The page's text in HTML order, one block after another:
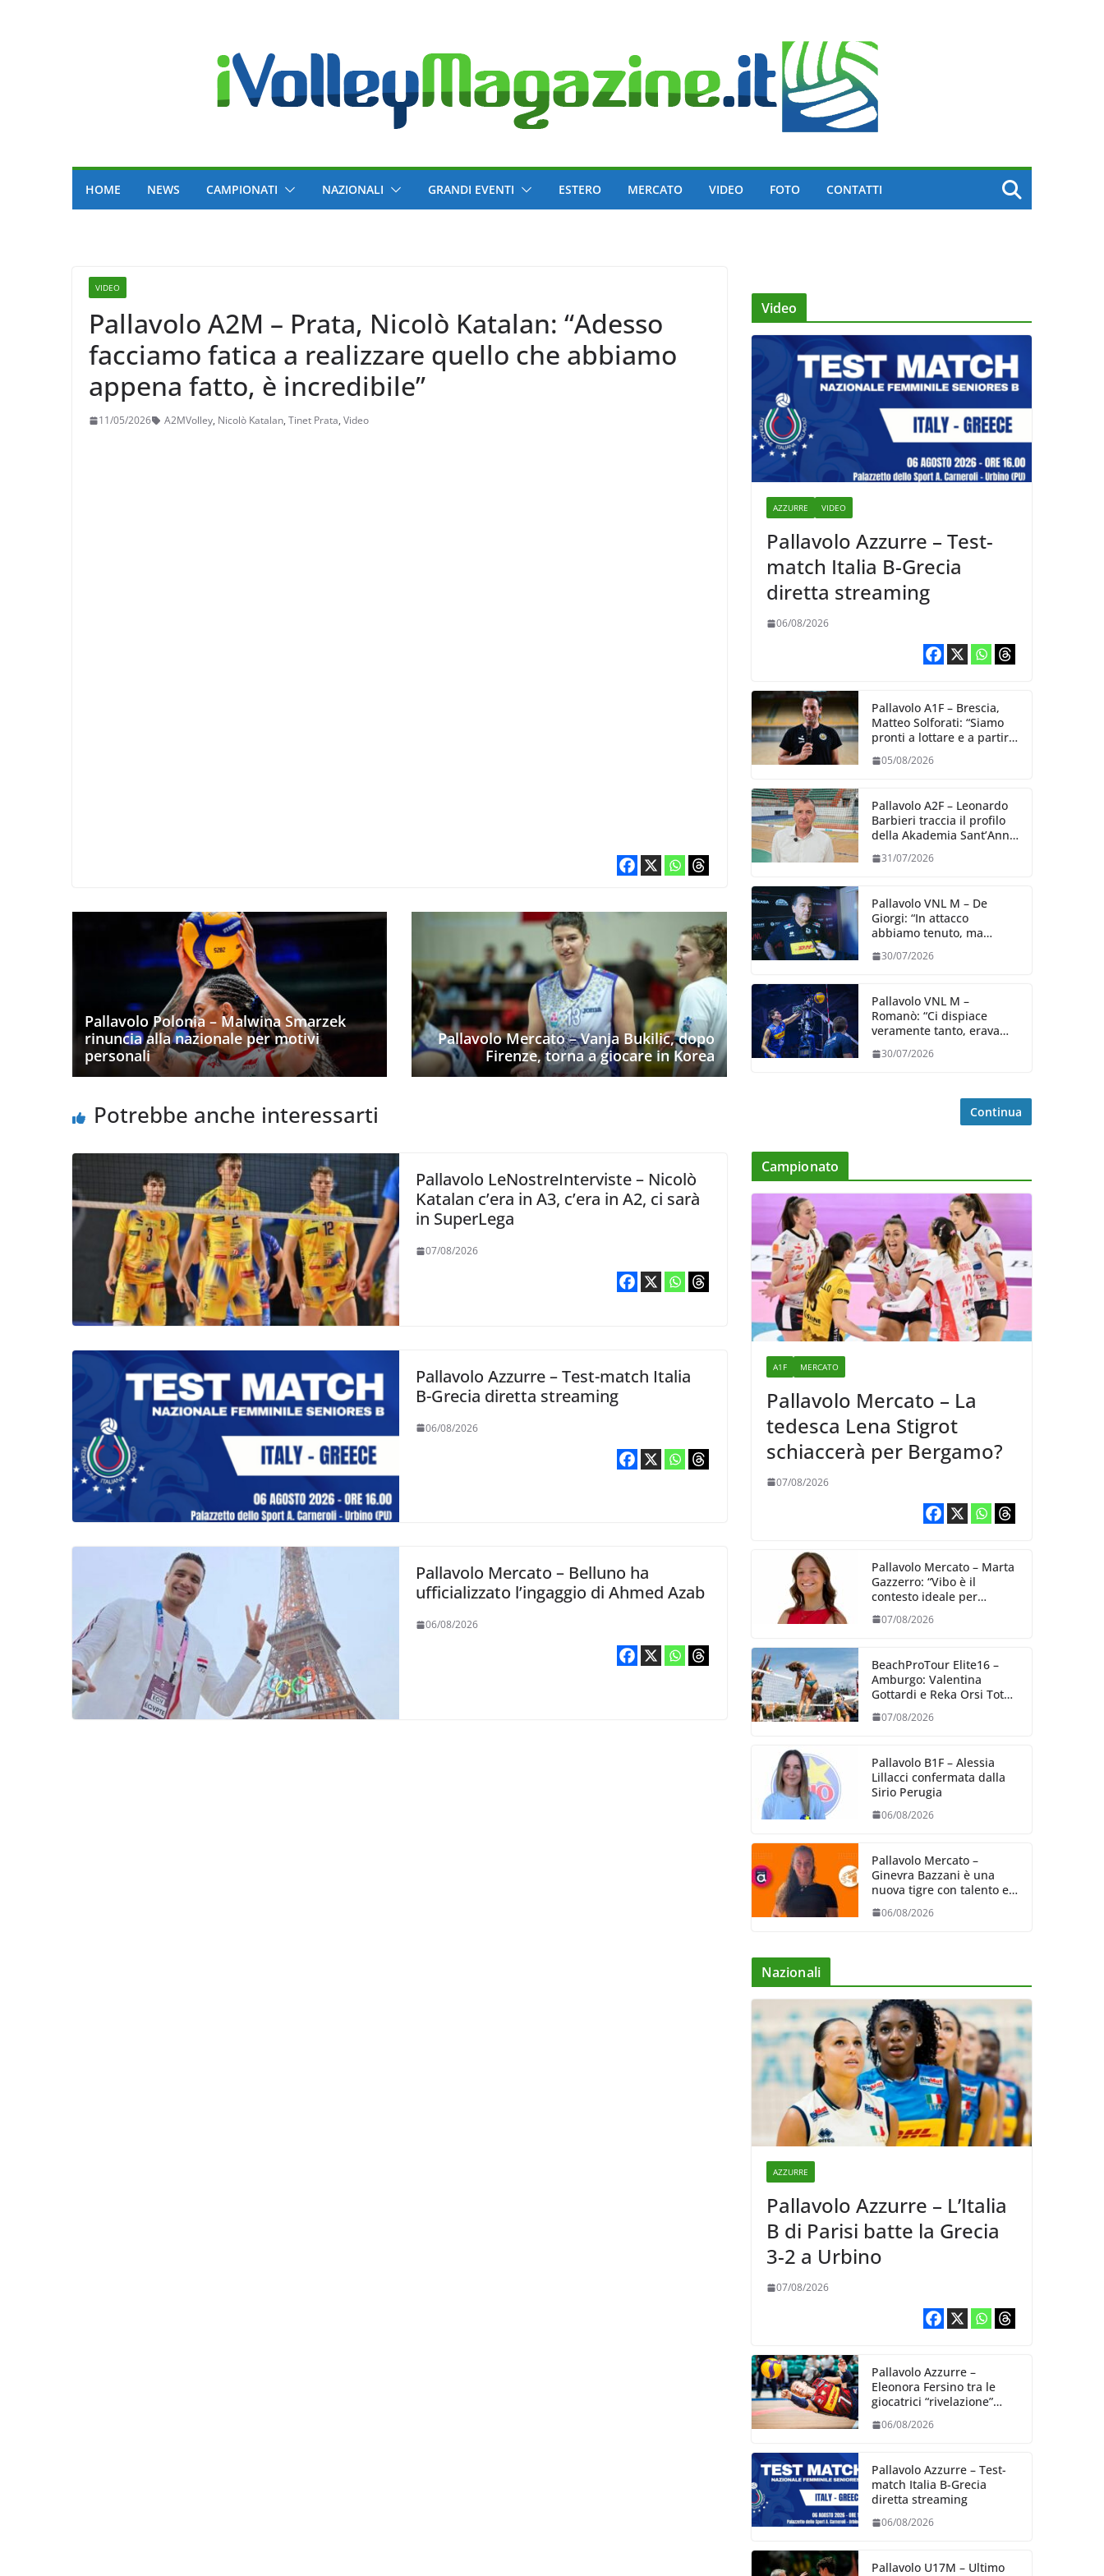
HOME NEWS CAMPIONATI NAZIONALI GRANDI EVENTI ESTERO MERCATO VIDEO FOTO CONTATTI
VIDEO
Pallavolo A2M – Prata, Nicolò Katalan: “Adesso
facciamo fatica a realizzare quello che abbiamo
appena fatto, è incredibile”
11/05/2026 A2MVolley, Nicolò Katalan, Tinet Prata, Video
Pallavolo Polonia – Malwina Smarzek
rinuncia alla nazionale per motivi
personali
Pallavolo Mercato – Vanja Bukilic, dopo
Firenze, torna a giocare in Korea
Potrebbe anche interessarti
Pallavolo LeNostreInterviste – Nicolò
Katalan c’era in A3, c’era in A2, ci sarà
in SuperLega
07/08/2026
Pallavolo Azzurre – Test-match Italia
B-Grecia diretta streaming
06/08/2026
Pallavolo Mercato – Belluno ha
ufficializzato l’ingaggio di Ahmed Azab
06/08/2026
Video
AZZURRE VIDEO
Pallavolo Azzurre – Test-
match Italia B-Grecia
diretta streaming
06/08/2026
Pallavolo A1F – Brescia,
Matteo Solforati: “Siamo
pronti a lottare e a partire
giorno”
05/08/2026
Pallavolo A2F – Leonardo
Barbieri traccia il profilo
della Akademia Sant’Anna
31/07/2026
Pallavolo VNL M – De
Giorgi: “In attacco
abbiamo tenuto, ma
dalla prestazione in
30/07/2026
Pallavolo VNL M –
Romanò: “Ci dispiace
veramente tanto, eravamo
impareremo”
30/07/2026
Continua
Campionato
A1F MERCATO
Pallavolo Mercato – La
tedesca Lena Stigrot
schiaccerà per Bergamo?
07/08/2026
Pallavolo Mercato – Marta
Gazzerro: “Vibo è il
contesto ideale per
crescere e mettermi alla
prova”
07/08/2026
BeachProTour Elite16 –
Amburgo: Valentina
Gottardi e Reka Orsi Toth
partenza lanciata
07/08/2026
Pallavolo B1F – Alessia
Lillacci confermata dalla
Sirio Perugia
06/08/2026
Pallavolo Mercato –
Ginevra Bazzani è una
nuova tigre con talento ed
entusiasmo
06/08/2026
Nazionali
AZZURRE
Pallavolo Azzurre – L’Italia
B di Parisi batte la Grecia
3-2 a Urbino
07/08/2026
Pallavolo Azzurre –
Eleonora Fersino tra le
giocatrici “rivelazione”
Volleyball World
06/08/2026
Pallavolo Azzurre – Test-
match Italia B-Grecia
diretta streaming
06/08/2026
Pallavolo U17M – Ultimo